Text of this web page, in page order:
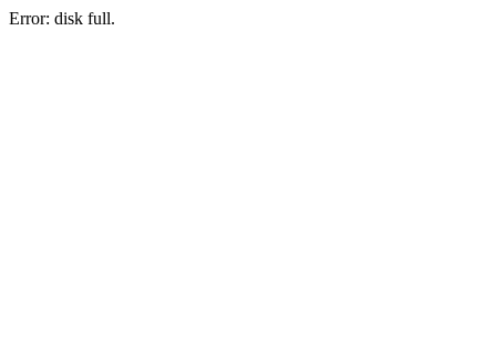
Error: disk full.